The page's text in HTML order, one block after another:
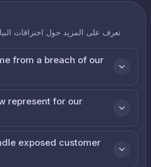
تعرف على المزيد حول اختراقات
from a breach of our
represent for our
exposed customer